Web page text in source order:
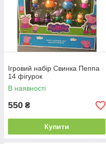
Ігровий набір Свинка Пеппа
14 фігурок
В наявності
550 ₴
Купити